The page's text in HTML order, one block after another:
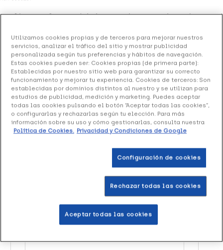
Farline Gafa Presbicia Cervino 1.5 Dioptrías, 1ud
12.95 €
Sin stock
+ 26 puntosHealthies
Farline Gafa Presbicia Cervino 1.5 Dioptrías cuenta con
una combinación de estilo, diseño actual, comodidad y
utilidad. Es un producto recomendado para personas con
desgaste ocular a las cuales se les dificulte la lectura o la
visión nítida a partir de distancias cercanas.
Productos similares
Utilizamos cookies propias y de terceros para mejorar nuestros
servicios, analizar el tráfico del sitio y mostrar publicidad
personalizada según tus preferencias y hábitos de navegación.
Estas cookies pueden ser: Cookies propias (de primera parte):
Establecidas por nuestro sitio web para garantizar su correcto
funcionamiento y mejorar tu experiencia. Cookies de terceros: Son
establecidas por dominios distintos al nuestro y se utilizan para
estudios de publicidad, medición y marketing. Puedes aceptar
todas las cookies pulsando el botón “Aceptar todas las cookies”,
o configurarlas y rechazarlas según tu elección. Para más
información sobre su uso y cómo gestionarlas, consulta nuestra
Política de Cookies. Privacidad y Condiciones de Google
Configuración de cookies
Rechazar todas las cookies
Aceptar todas las cookies